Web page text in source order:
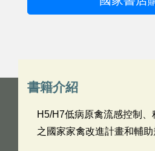
書籍介紹
H5/H7低病原禽流感控制
之國家家禽改進計畫和輔助